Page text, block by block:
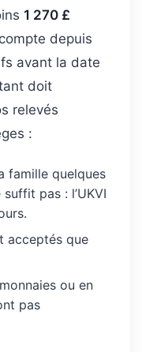
1 270 £
depuis
avant la date
doit
relevés
:
famille quelques
pas : l’UKVI
acceptés que
ou en
pas